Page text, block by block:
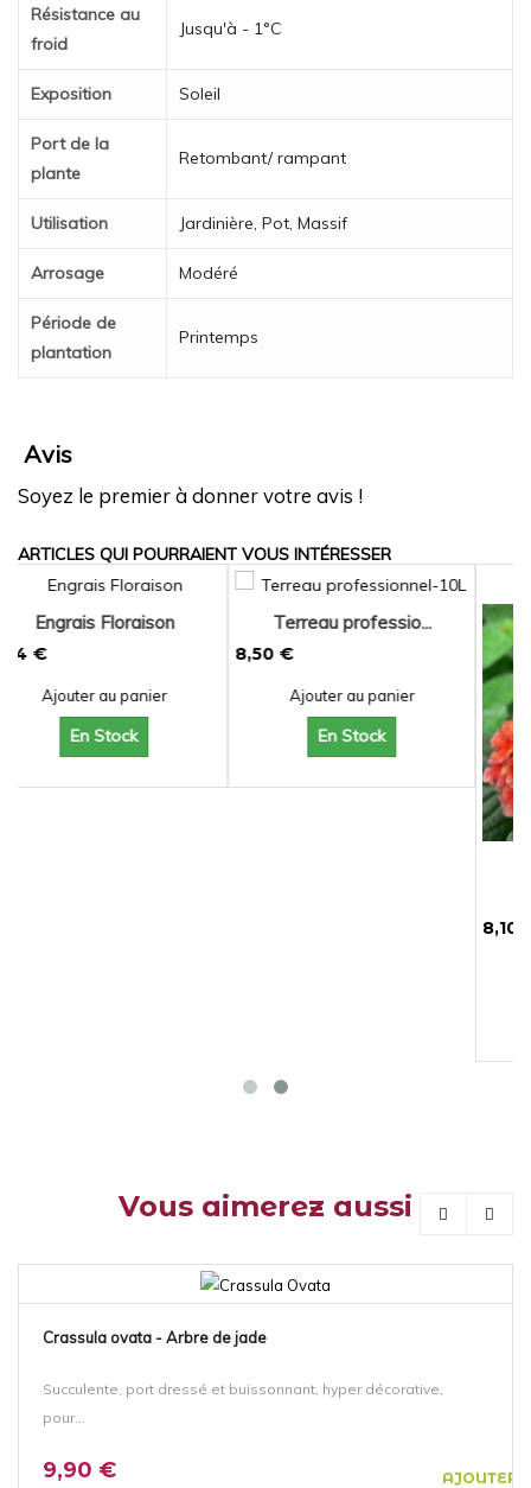
Résistance au
froid
Jusqu'à - 1°C
Exposition Soleil
Port de la
plante
Retombant/ rampant
Utilisation Jardinière, Pot, Massif
Arrosage Modéré
Période de
plantation
Printemps
Avis
Soyez le premier à donner votre avis !
ARTICLES QUI POURRAIENT VOUS INTÉRESSER
Terreau professio...
8,50 €
Ajouter au panier
En Stock
Vous aimerez aussi
NOUVEAU!
Crassula ovata - Arbre de jade
Succulente, port dressé et buissonnant, hyper décorative,
pour...
9,90 € AJOUTER